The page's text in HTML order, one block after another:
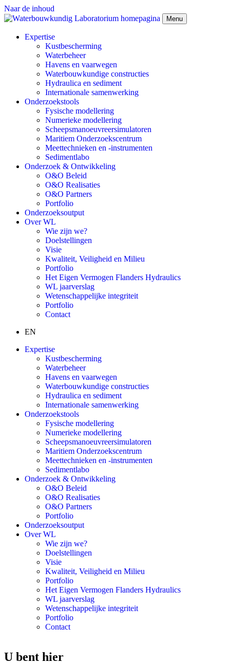
Naar de inhoud
Menu
Expertise
Kustbescherming
Waterbeheer
Havens en vaarwegen
Waterbouwkundige constructies
Hydraulica en sediment
Internationale samenwerking
Onderzoekstools
Fysische modellering
Numerieke modellering
Scheepsmanoeuvreersimulatoren
Maritiem Onderzoekscentrum
Meettechnieken en -instrumenten
Sedimentlabo
Onderzoek & Ontwikkeling
O&O Beleid
O&O Realisaties
O&O Partners
Portfolio
Onderzoeksoutput
Over WL
Wie zijn we?
Doelstellingen
Visie
Kwaliteit, Veiligheid en Milieu
Portfolio
Het Eigen Vermogen Flanders Hydraulics
WL jaarverslag
Wetenschappelijke integriteit
Portfolio
Contact
EN
Expertise
Kustbescherming
Waterbeheer
Havens en vaarwegen
Waterbouwkundige constructies
Hydraulica en sediment
Internationale samenwerking
Onderzoekstools
Fysische modellering
Numerieke modellering
Scheepsmanoeuvreersimulatoren
Maritiem Onderzoekscentrum
Meettechnieken en -instrumenten
Sedimentlabo
Onderzoek & Ontwikkeling
O&O Beleid
O&O Realisaties
O&O Partners
Portfolio
Onderzoeksoutput
Over WL
Wie zijn we?
Doelstellingen
Visie
Kwaliteit, Veiligheid en Milieu
Portfolio
Het Eigen Vermogen Flanders Hydraulics
WL jaarverslag
Wetenschappelijke integriteit
Portfolio
Contact
U bent hier